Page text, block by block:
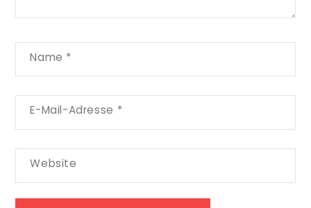
Name *
E-Mail-Adresse *
Website